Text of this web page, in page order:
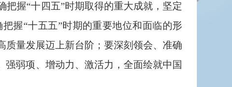
握“十四五”时期取得的重大成就，坚定
握“十五五”时期的重要地位和面临的形
量发展迈上新台阶；要深刻领会、准确
弱项、增动力、激活力，全面绘就中国